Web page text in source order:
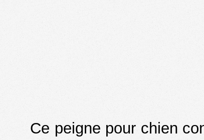
Ce peigne pour chien